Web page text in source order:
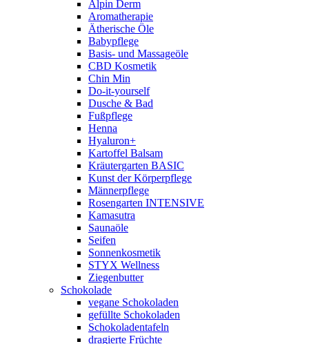
Alpin Derm
Aromatherapie
Ätherische Öle
Babypflege
Basis- und Massageöle
CBD Kosmetik
Chin Min
Do-it-yourself
Dusche & Bad
Fußpflege
Henna
Hyaluron+
Kartoffel Balsam
Kräutergarten BASIC
Kunst der Körperpflege
Männerpflege
Rosengarten INTENSIVE
Kamasutra
Saunaöle
Seifen
Sonnenkosmetik
STYX Wellness
Ziegenbutter
Schokolade
vegane Schokoladen
gefüllte Schokoladen
Schokoladentafeln
dragierte Früchte